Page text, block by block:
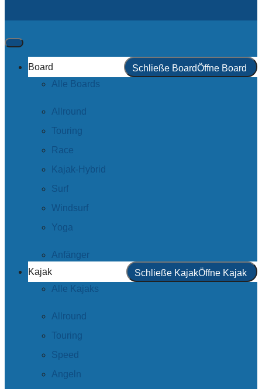
Board Schließe BoardÖffne Board
Alle Boards
Allround
Touring
Race
Kajak-Hybrid
Surf
Windsurf
Yoga
Anfänger
Kajak
Schließe KajakÖffne Kajak
Alle Kajaks
Allround
Touring
Speed
Angeln